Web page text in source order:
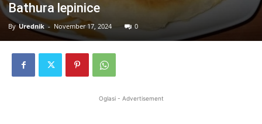
Bathura lepinice
By Urednik - November 17, 2024 0
Oglasi - Advertisement